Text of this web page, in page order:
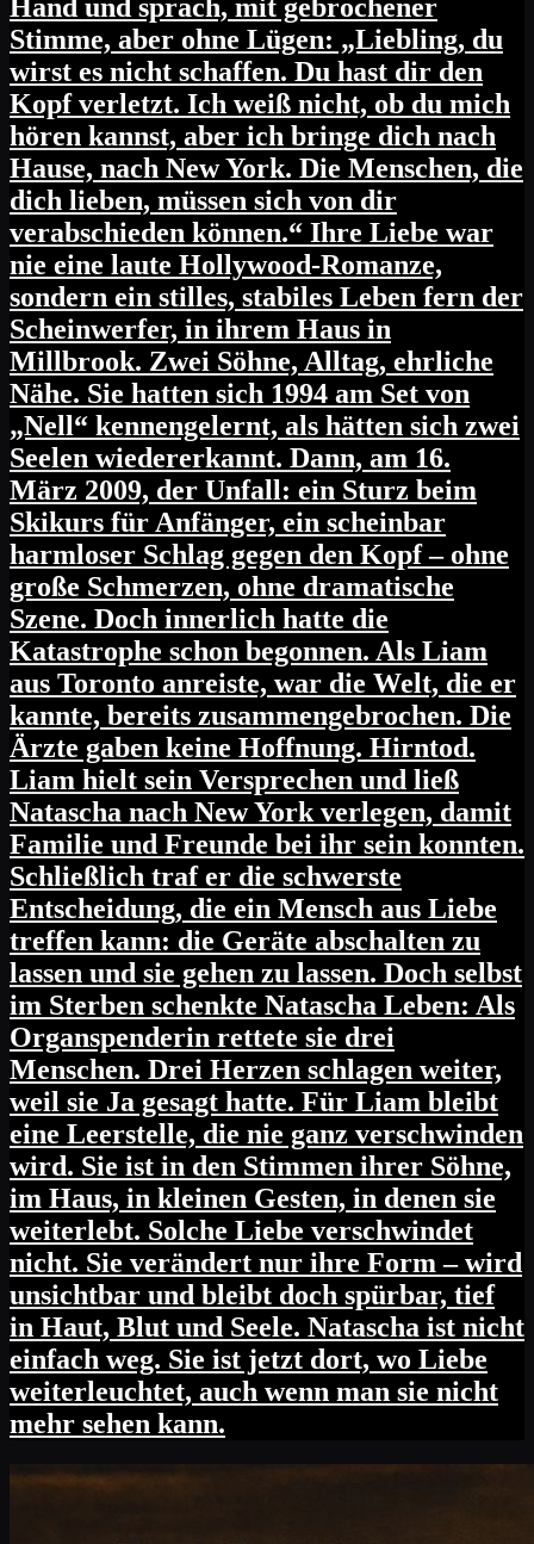
Hand und sprach, mit gebrochener
Stimme, aber ohne Lügen: „Liebling, du
wirst es nicht schaffen. Du hast dir den
Kopf verletzt. Ich weiß nicht, ob du mich
hören kannst, aber ich bringe dich nach
Hause, nach New York. Die Menschen, die
dich lieben, müssen sich von dir
verabschieden können.“ Ihre Liebe war
nie eine laute Hollywood-Romanze,
sondern ein stilles, stabiles Leben fern der
Scheinwerfer, in ihrem Haus in
Millbrook. Zwei Söhne, Alltag, ehrliche
Nähe. Sie hatten sich 1994 am Set von
„Nell“ kennengelernt, als hätten sich zwei
Seelen wiedererkannt. Dann, am 16.
März 2009, der Unfall: ein Sturz beim
Skikurs für Anfänger, ein scheinbar
harmloser Schlag gegen den Kopf – ohne
große Schmerzen, ohne dramatische
Szene. Doch innerlich hatte die
Katastrophe schon begonnen. Als Liam
aus Toronto anreiste, war die Welt, die er
kannte, bereits zusammengebrochen. Die
Ärzte gaben keine Hoffnung. Hirntod.
Liam hielt sein Versprechen und ließ
Natascha nach New York verlegen, damit
Familie und Freunde bei ihr sein konnten.
Schließlich traf er die schwerste
Entscheidung, die ein Mensch aus Liebe
treffen kann: die Geräte abschalten zu
lassen und sie gehen zu lassen. Doch selbst
im Sterben schenkte Natascha Leben: Als
Organspenderin rettete sie drei
Menschen. Drei Herzen schlagen weiter,
weil sie Ja gesagt hatte. Für Liam bleibt
eine Leerstelle, die nie ganz verschwinden
wird. Sie ist in den Stimmen ihrer Söhne,
im Haus, in kleinen Gesten, in denen sie
weiterlebt. Solche Liebe verschwindet
nicht. Sie verändert nur ihre Form – wird
unsichtbar und bleibt doch spürbar, tief
in Haut, Blut und Seele. Natascha ist nicht
einfach weg. Sie ist jetzt dort, wo Liebe
weiterleuchtet, auch wenn man sie nicht
mehr sehen kann.